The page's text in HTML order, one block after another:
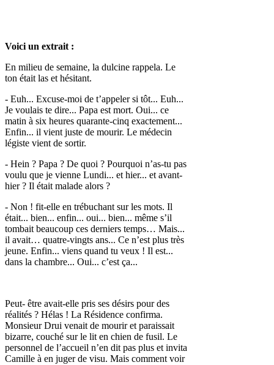
Voici un extrait :
En milieu de semaine, la dulcine rappela. Le
ton était las et hésitant.
- Euh... Excuse-moi de t’appeler si tôt... Euh...
Je voulais te dire... Papa est mort. Oui... ce
matin à six heures quarante-cinq exactement...
Enfin... il vient juste de mourir. Le médecin
légiste vient de sortir.
- Hein ? Papa ? De quoi ? Pourquoi n’as-tu pas
voulu que je vienne Lundi... et hier... et avant-
hier ? Il était malade alors ?
- Non ! fit-elle en trébuchant sur les mots. Il
était... bien... enfin... oui... bien... même s’il
tombait beaucoup ces derniers temps… Mais...
il avait… quatre-vingts ans... Ce n’est plus très
jeune. Enfin... viens quand tu veux ! Il est...
dans la chambre... Oui... c’est ça...
Peut- être avait-elle pris ses désirs pour des
réalités ? Hélas ! La Résidence confirma.
Monsieur Drui venait de mourir et paraissait
bizarre, couché sur le lit en chien de fusil. Le
personnel de l’accueil n’en dit pas plus et invita
Camille à en juger de visu. Mais comment voir